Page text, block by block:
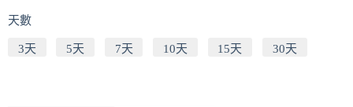
天數
3天 5天 7天 10天 15天 30天